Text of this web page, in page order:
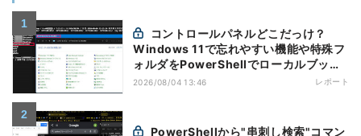
Windows 11で忘れやすい機能や特殊フ
ォルダをPowerShellでローカルブック
マーク化
2026/08/04 13:46 レポート